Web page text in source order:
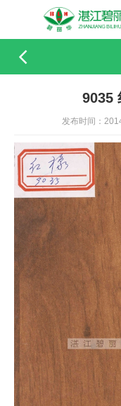
9035
发布时间：